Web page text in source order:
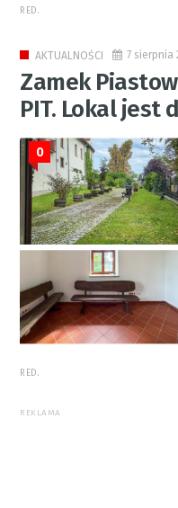
RED.
AKTUALNOŚCI 7 sierpnia
Zamek
PIT. Lokal jest
0
RED.
REKLAMA